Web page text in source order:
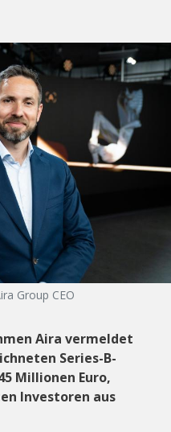
Group CEO
Aira vermeldet
Series-B-
Millionen Euro,
Investoren aus